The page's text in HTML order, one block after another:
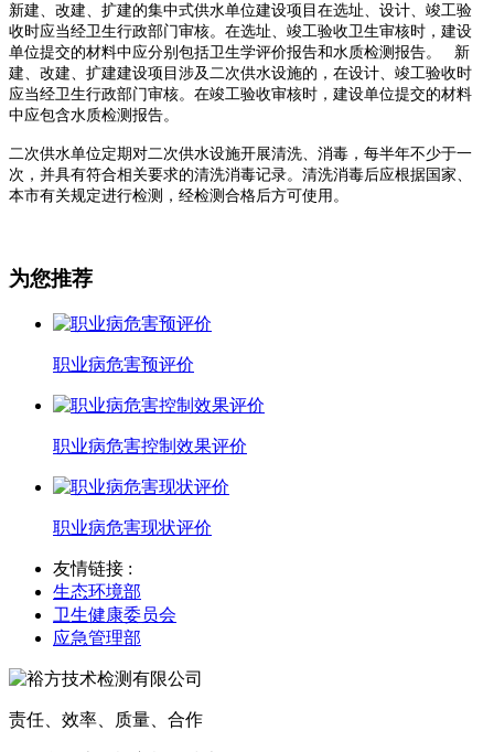
新建、改建、扩建的集中式供水单位建设项目在选址、设计、竣工验
收时应当经卫生行政部门审核。在选址、竣工验收卫生审核时，建设
单位提交的材料中应分别包括卫生学评价报告和水质检测报告。
新
建、改建、扩建建设项目涉及二次供水设施的，在设计、竣工验收时
应当经卫生行政部门审核。在竣工验收审核时，建设单位提交的材料
中应包含水质检测报告。
二次供水单位定期对二次供水设施开展清洗、消毒，每半年不少于一
次，并具有符合相关要求的清洗消毒记录。清洗消毒后应根据国家、
本市有关规定进行检测，经检测合格后方可使用。
为您推荐
职业病危害预评价
职业病危害控制效果评价
职业病危害现状评价
友情链接 :
生态环境部
卫生健康委员会
应急管理部
责任、效率、质量、合作